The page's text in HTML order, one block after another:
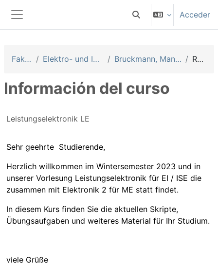
Panel lateral
Selector de búsqueda
Acceder
Fakultäten Elektro- und Informationstechnik Bruckmann, Manfred [Brm] (Prof. EI) Resumen
Información del curso
Leistungselektronik LE
Sehr geehrte Studierende,
Herzlich willkommen im Wintersemester 2023 und in
unserer Vorlesung Leistungselektronik für EI / ISE die
zusammen mit Elektronik 2 für ME statt findet.
In diesem Kurs finden Sie die aktuellen Skripte,
Übungsaufgaben und weiteres Material für Ihr Studium.
viele Grüße